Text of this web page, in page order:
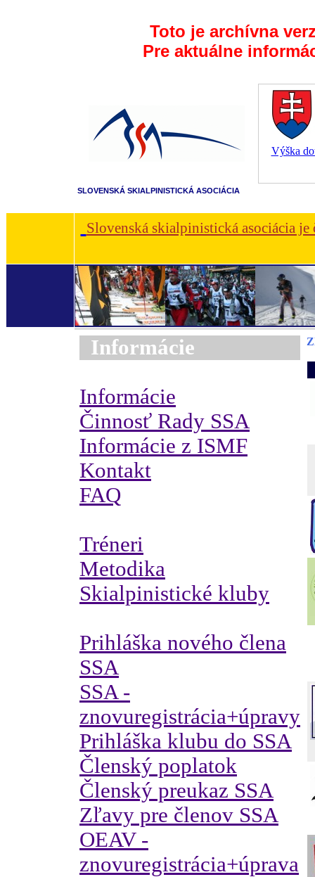
Toto je archívna
Pre aktuálne
Výška
SLOVENSKÁ SKIALPINISTICKÁ ASOCIÁCIA
Slovenská skialpinistická asociácia
Informácie
Informácie
Činnosť Rady SSA
Informácie z ISMF
Kontakt
FAQ
Tréneri
Metodika
Skialpinistické kluby
Prihláška nového člena
SSA
SSA -
znovuregistrácia+úpravy
Prihláška klubu do SSA
Členský poplatok
Členský preukaz SSA
Zľavy pre členov SSA
OEAV -
znovuregistrácia+úprava